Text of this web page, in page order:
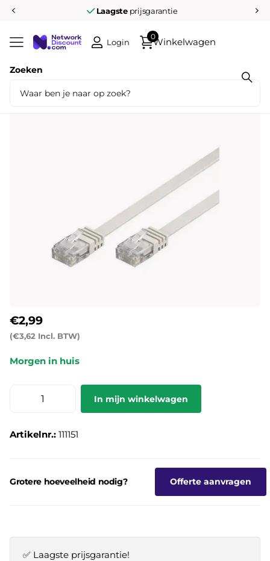
Laagsteprijsgarantie
Zoeken
Login Winkelwagen
0
Deel dit product
Cat5e 7 meter platte UTP kabel wit
(€3,62 Incl. BTW)
€2,99
Morgen in huis
In mijn winkelwagen
Artikelnr.: 111151
Grotere hoeveelheid nodig? Offerte aanvragen
✅ Laagste prijsgarantie!